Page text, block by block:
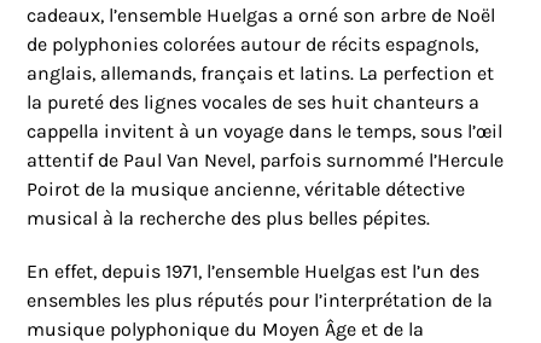
cadeaux, l’ensemble Huelgas a orné son arbre de Noël
de polyphonies colorées autour de récits espagnols,
anglais, allemands, français et latins. La perfection et
la pureté des lignes vocales de ses huit chanteurs a
cappella invitent à un voyage dans le temps, sous l’œil
attentif de Paul Van Nevel, parfois surnommé l’Hercule
Poirot de la musique ancienne, véritable détective
musical à la recherche des plus belles pépites.
En effet, depuis 1971, l’ensemble Huelgas est l’un des
ensembles les plus réputés pour l’interprétation de la
musique polyphonique du Moyen Âge et de la